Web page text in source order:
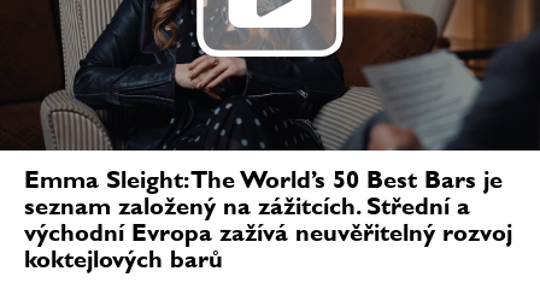
Emma Sleight: The World’s 50 Best Bars je
seznam založený na zážitcích. Střední a
východní Evropa zažívá neuvěřitelný rozvoj
koktejlových barů